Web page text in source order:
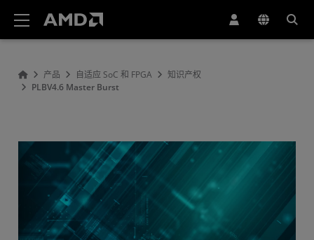
产品 自适应 SoC 和 FPGA
知识产权
PLBV4.6 Master Burst